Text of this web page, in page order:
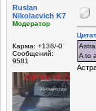
Ruslan
Nikolaevich K7
Модератор
Карма: +138/-0
Сообщений:
9581
A to